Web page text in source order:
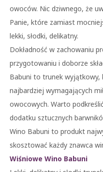
owoców. Nic dziwnego, że
Panie, które zamiast
lekki, słodki, delikatny.
Dokładność w zachowaniu
przygotowaniu i doborze
Babuni to trunek wyjątkowy,
najbardziej wymagających
owocowych. Warto
dodatku sztucznych
Wino Babuni to produkt
skosztować każdy znawca
Wiśniowe Wino Babuni